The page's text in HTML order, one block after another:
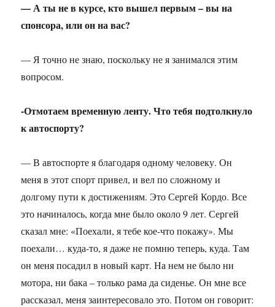
— А ты не в курсе, кто вышел первым – вы на
спонсора, или он на вас?
— Я точно не знаю, поскольку не я занимался этим
вопросом.
-Отмотаем временную ленту. Что тебя подтолкнуло
к автоспорту?
— В автоспорте я благодаря одному человеку. Он
меня в этот спорт привел, и вел по сложному и
долгому пути к достижениям. Это Сергей Кордо. Все
это начиналось, когда мне было около 9 лет. Сергей
сказал мне: «Поехали, я тебе кое-что покажу». Мы
поехали… куда-то, я даже не помню теперь, куда. Там
он меня посадил в новый карт. На нем не было ни
мотора, ни бака – только рама да сиденье. Он мне все
рассказал, меня заинтересовало это. Потом он говорит: